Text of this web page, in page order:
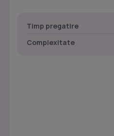
Timp pregatire
Complexitate